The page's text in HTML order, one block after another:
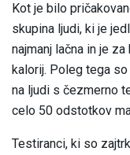
Kot je bilo
skupina ljudi, ki je
najmanj lačna in je
kalorij. Poleg tega
na ljudi s čezmerno
celo 50 odstotkov
Testiranci, ki so